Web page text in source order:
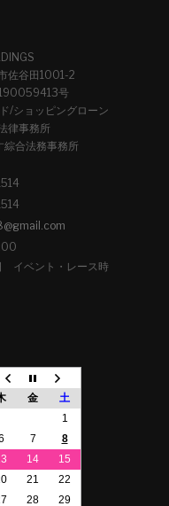
谷田1001-2
号
/ショッピングローン
律事務所
綜合法務事務所
イベント・レース時
金
土
1
7
8
14
15
21
22
28 29